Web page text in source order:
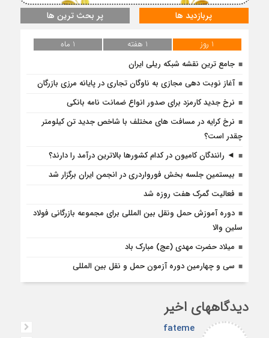
پربازدید ها پر بحث ترین ها
1 روز 1 هفته
1 ماه
جامع ترین نقشه شبکه ریلی ایران
آغاز نوبت دهی مجازی به ناوگان تجاری در پایانه مرزی بازرگان
نرخ جدید کارمزد برای صدور انواع ضمانت نامه بانکی
نرخ کرایه در مسافت‌ های مختلف با شاخص جدید تن کیلومتر
چقدر است؟
◄ رانندگان کامیون در کدام کشورها بالاترین درآمد را دارند؟
بیستمین جلسه بخش فورواردری در انجمن ایران برگزار شد
فعالیت گمرک هفت روزه شد
دوره آموزش حمل ونقل بین المللی برای مجموعه بازرگانی فولاد
سلین والا
میلاد حضرت مهدی (عج) مبارک باد
سی و چهارمین دوره آزمون حمل و نقل بین المللی
دیدگاههای اخیر
fateme